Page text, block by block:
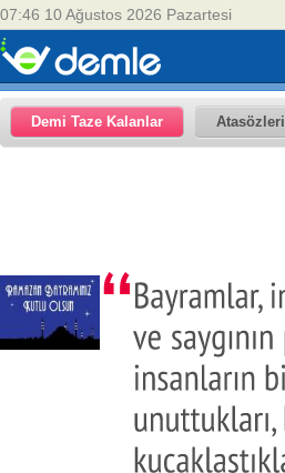
07:46 10 Ağustos 2026 Pazartesi
Demi Taze Kalanlar Atasözleri